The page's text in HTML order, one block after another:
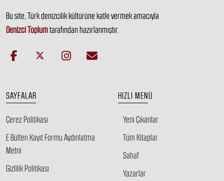
Bu site, Türk denizcilik kültürüne katkı vermek amacıyla
Denizci Toplumtarafından hazırlanmıştır.
SAYFALAR
Çerez Politikası
E Bülten Kayıt Formu Aydınlatma
Metni
Gizlilik Politikası
HIZLI MENÜ
Yeni Çıkanlar
Tüm Kitaplar
Sahaf
Yazarlar